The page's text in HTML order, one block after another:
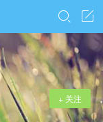


+ 关注